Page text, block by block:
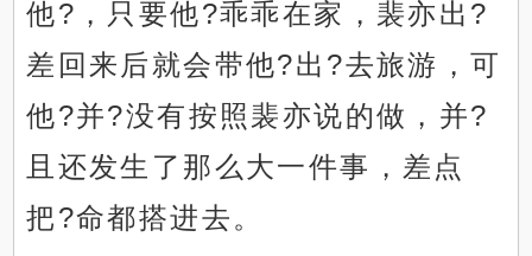
他?，只要他?乖乖在家，裴亦出?
差回来后就会带他?出?去旅游，可
他?并?没有按照裴亦说的做，并?
且还发生了那么大一件事，差点
把?命都搭进去。